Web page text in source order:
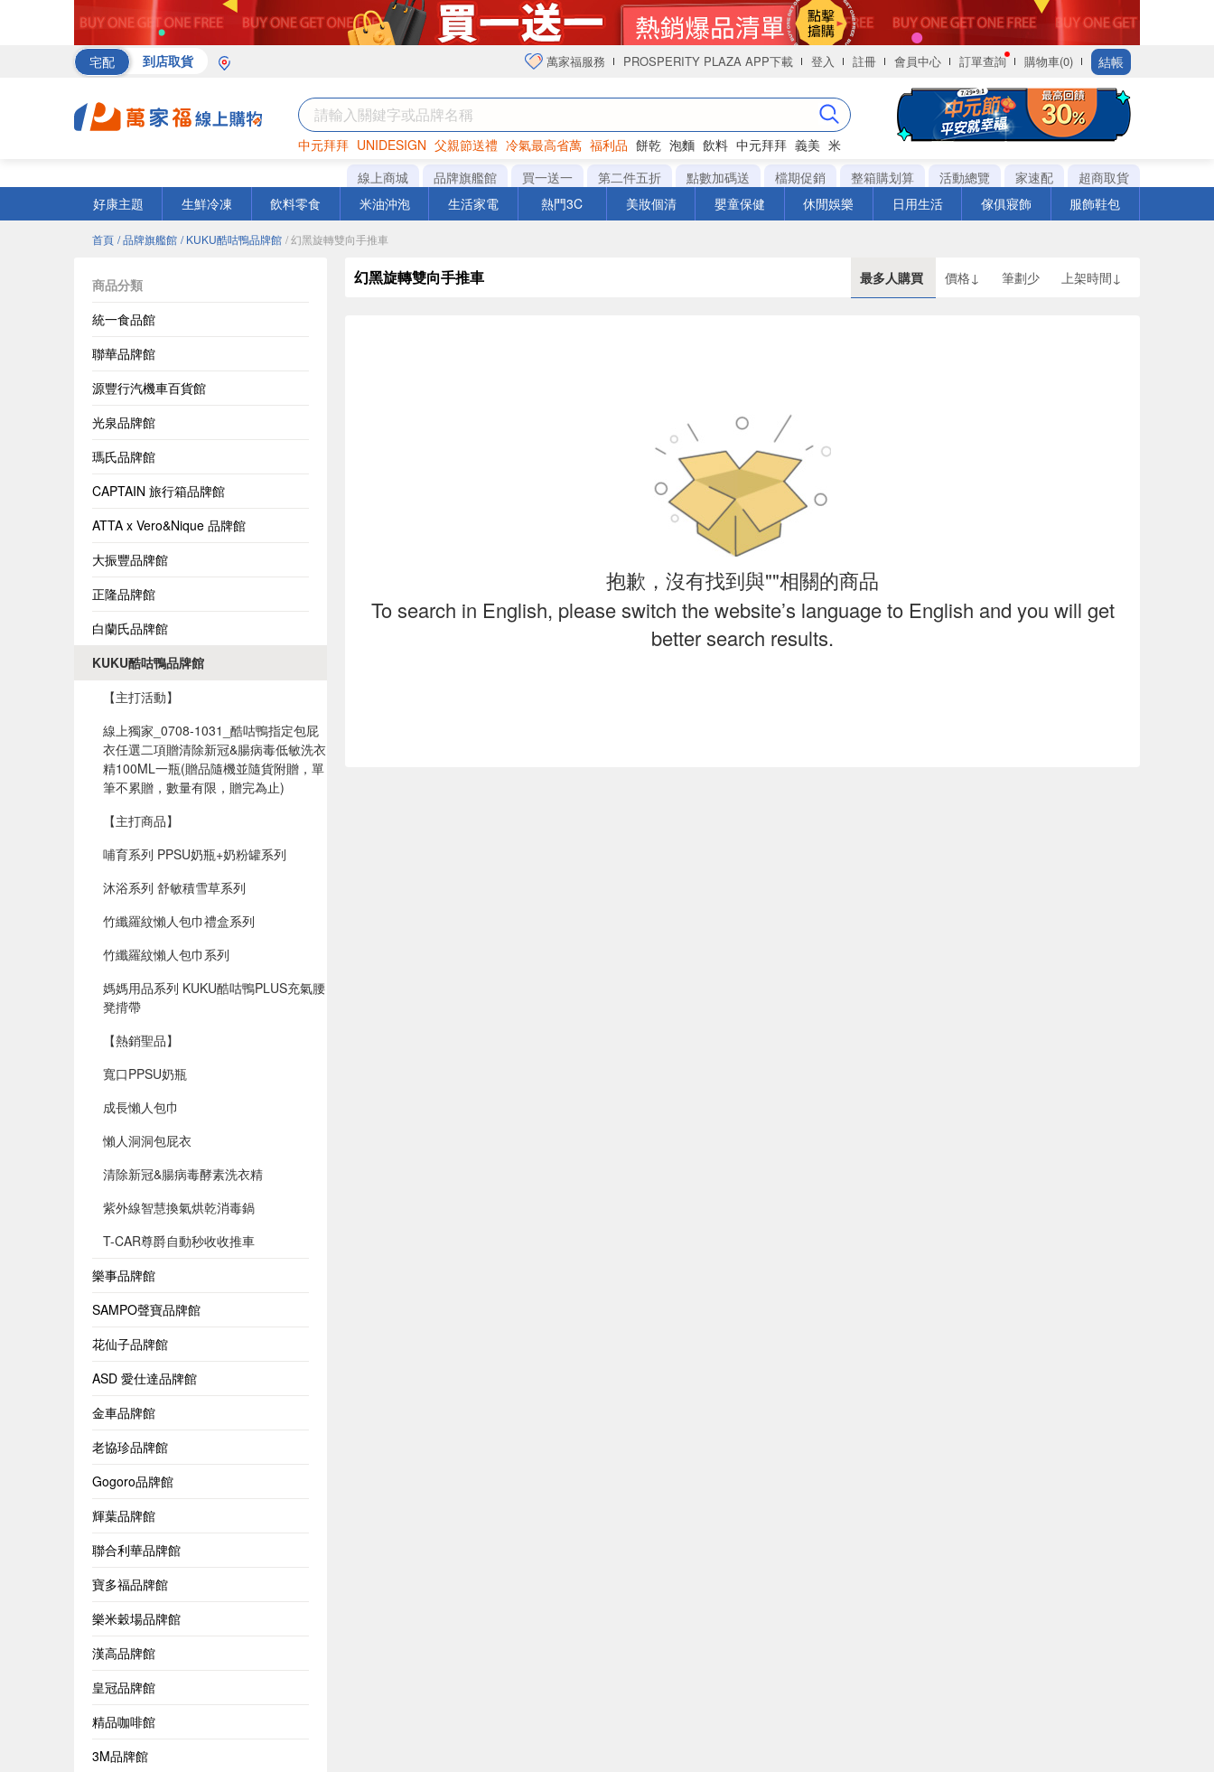
宅配 到店取貨 萬家福服務 PROSPERITY PLAZA APP下載 登入 註冊 會員中心 訂單查詢 購物車(0) 結帳
中元拜拜 UNIDESIGN 父親節送禮 冷氣最高省萬 福利品 餅乾 泡麵 飲料 中元拜拜 義美 米
巧克力 罐頭 衛生紙
線上商城 品牌旗艦館 買一送一 第二件五折 點數加碼送 檔期促銷 整箱購划算 活動總覽 家速配
超商取貨
好康主題
生鮮冷凍 飲料零食 米油沖泡 生活家電 熱門3C 美妝個清 嬰童保健 休閒娛樂 日用生活 傢俱寢飾 服飾鞋包
首頁 / 品牌旗艦館 / KUKU酷咕鴨品牌館 / 幻黑旋轉雙向手推車
商品分類
統一食品館
聯華品牌館
源豐行汽機車百貨館
光泉品牌館
瑪氏品牌館
CAPTAIN 旅行箱品牌館
ATTA x Vero&Nique 品牌館
大振豐品牌館
正隆品牌館
白蘭氏品牌館
KUKU酷咕鴨品牌館
【主打活動】
線上獨家_0708-1031_酷咕鴨指定包屁
衣任選二項贈清除新冠&腸病毒低敏洗衣
精100ML一瓶(贈品隨機並隨貨附贈，單
筆不累贈，數量有限，贈完為止)
【主打商品】
哺育系列 PPSU奶瓶+奶粉罐系列
沐浴系列 舒敏積雪草系列
竹纖羅紋懶人包巾禮盒系列
竹纖羅紋懶人包巾系列
媽媽用品系列 KUKU酷咕鴨PLUS充氣腰
凳揹帶
【熱銷聖品】
寬口PPSU奶瓶
成長懶人包巾
懶人洞洞包屁衣
清除新冠&腸病毒酵素洗衣精
紫外線智慧換氣烘乾消毒鍋
T-CAR尊爵自動秒收收推車
樂事品牌館
SAMPO聲寶品牌館
花仙子品牌館
ASD 愛仕達品牌館
金車品牌館
老協珍品牌館
Gogoro品牌館
輝葉品牌館
聯合利華品牌館
寶多福品牌館
樂米穀場品牌館
漢高品牌館
皇冠品牌館
精品咖啡館
3M品牌館
幻黑旋轉雙向手推車 最多人購買 價格↓ 筆劃少 上架時間↓
抱歉，沒有找到與""相關的商品
To search in English, please switch the website’s language to English and you will get
better search results.